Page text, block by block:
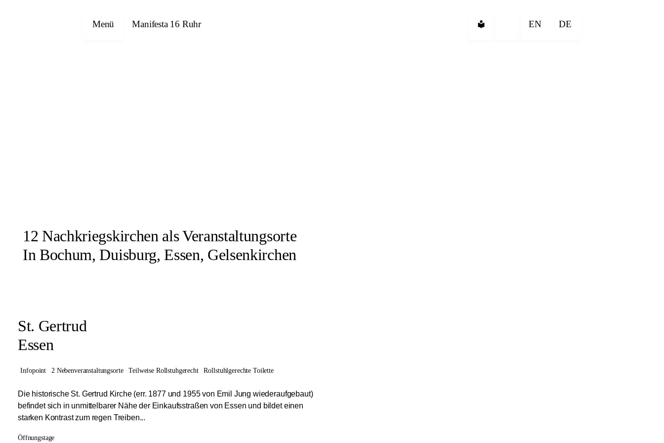
Menü Manifesta 16 Ruhr EN DE
12 Nachkriegskirchen als Veranstaltungsorte
In Bochum, Duisburg, Essen, Gelsenkirchen
St. Gertrud
Essen
Infopoint 2 Nebenveranstaltungsorte Teilweise Rollstuhgerecht Rollstuhlgerechte Toilette
Die historische St. Gertrud Kirche (err. 1877 und 1955 von Emil Jung wiederaufgebaut)
befindet sich in unmittelbarer Nähe der Einkaufsstraßen von Essen und bildet einen
starken Kontrast zum regen Treiben...
Öffnungstage